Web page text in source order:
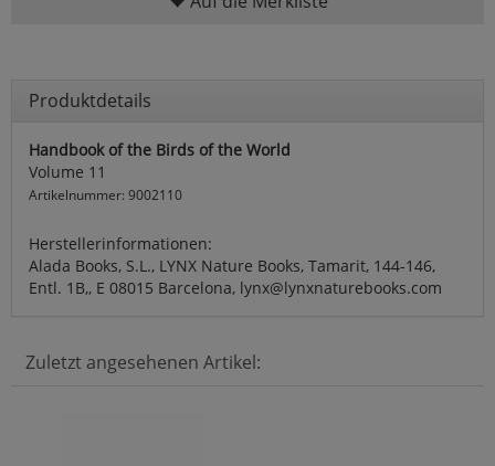
Produktdetails
Handbook of the Birds of the World
Volume 11
Artikelnummer: 9002110
Herstellerinformationen:
Alada Books, S.L., LYNX Nature Books, Tamarit, 144-146,
Entl. 1B,, E 08015 Barcelona, lynx@lynxnaturebooks.com
Zuletzt angesehenen Artikel: